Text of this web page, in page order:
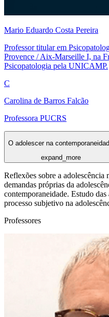
Mario Eduardo Costa Pereira
Professor titular em
Provence / Aix-Marseille I, na
Psicopatologia pela UNICAMP.
C
Carolina de Barros Falcão
Professora PUCRS
O adolescer na
expand_more
Reflexões sobre a adolescência
demandas próprias da
contemporaneidade. Estudo
processo subjetivo na
Professores